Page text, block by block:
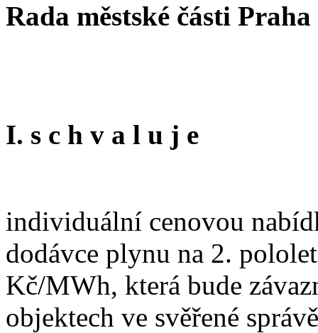
Rada městské části Praha
I. s c h v a l u j e
individuální cenovou
dodávce plynu na 2.
Kč/MWh, která bude
objektech ve svěřené